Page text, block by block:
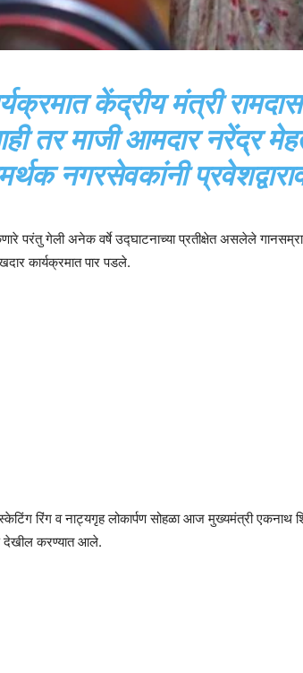
केंद्रीय मंत्री
माजी आमदार नरेंद्र
नगरसेवकांनी
परंतु गेली अनेक वर्षे उद्घाटनाच्या प्रतीक्षेत असलेले
कार्यक्रमात पार पडले.
रिंग व नाट्यगृह लोकार्पण सोहळा आज मुख्यमंत्री एकनाथ
देखील करण्यात आले.